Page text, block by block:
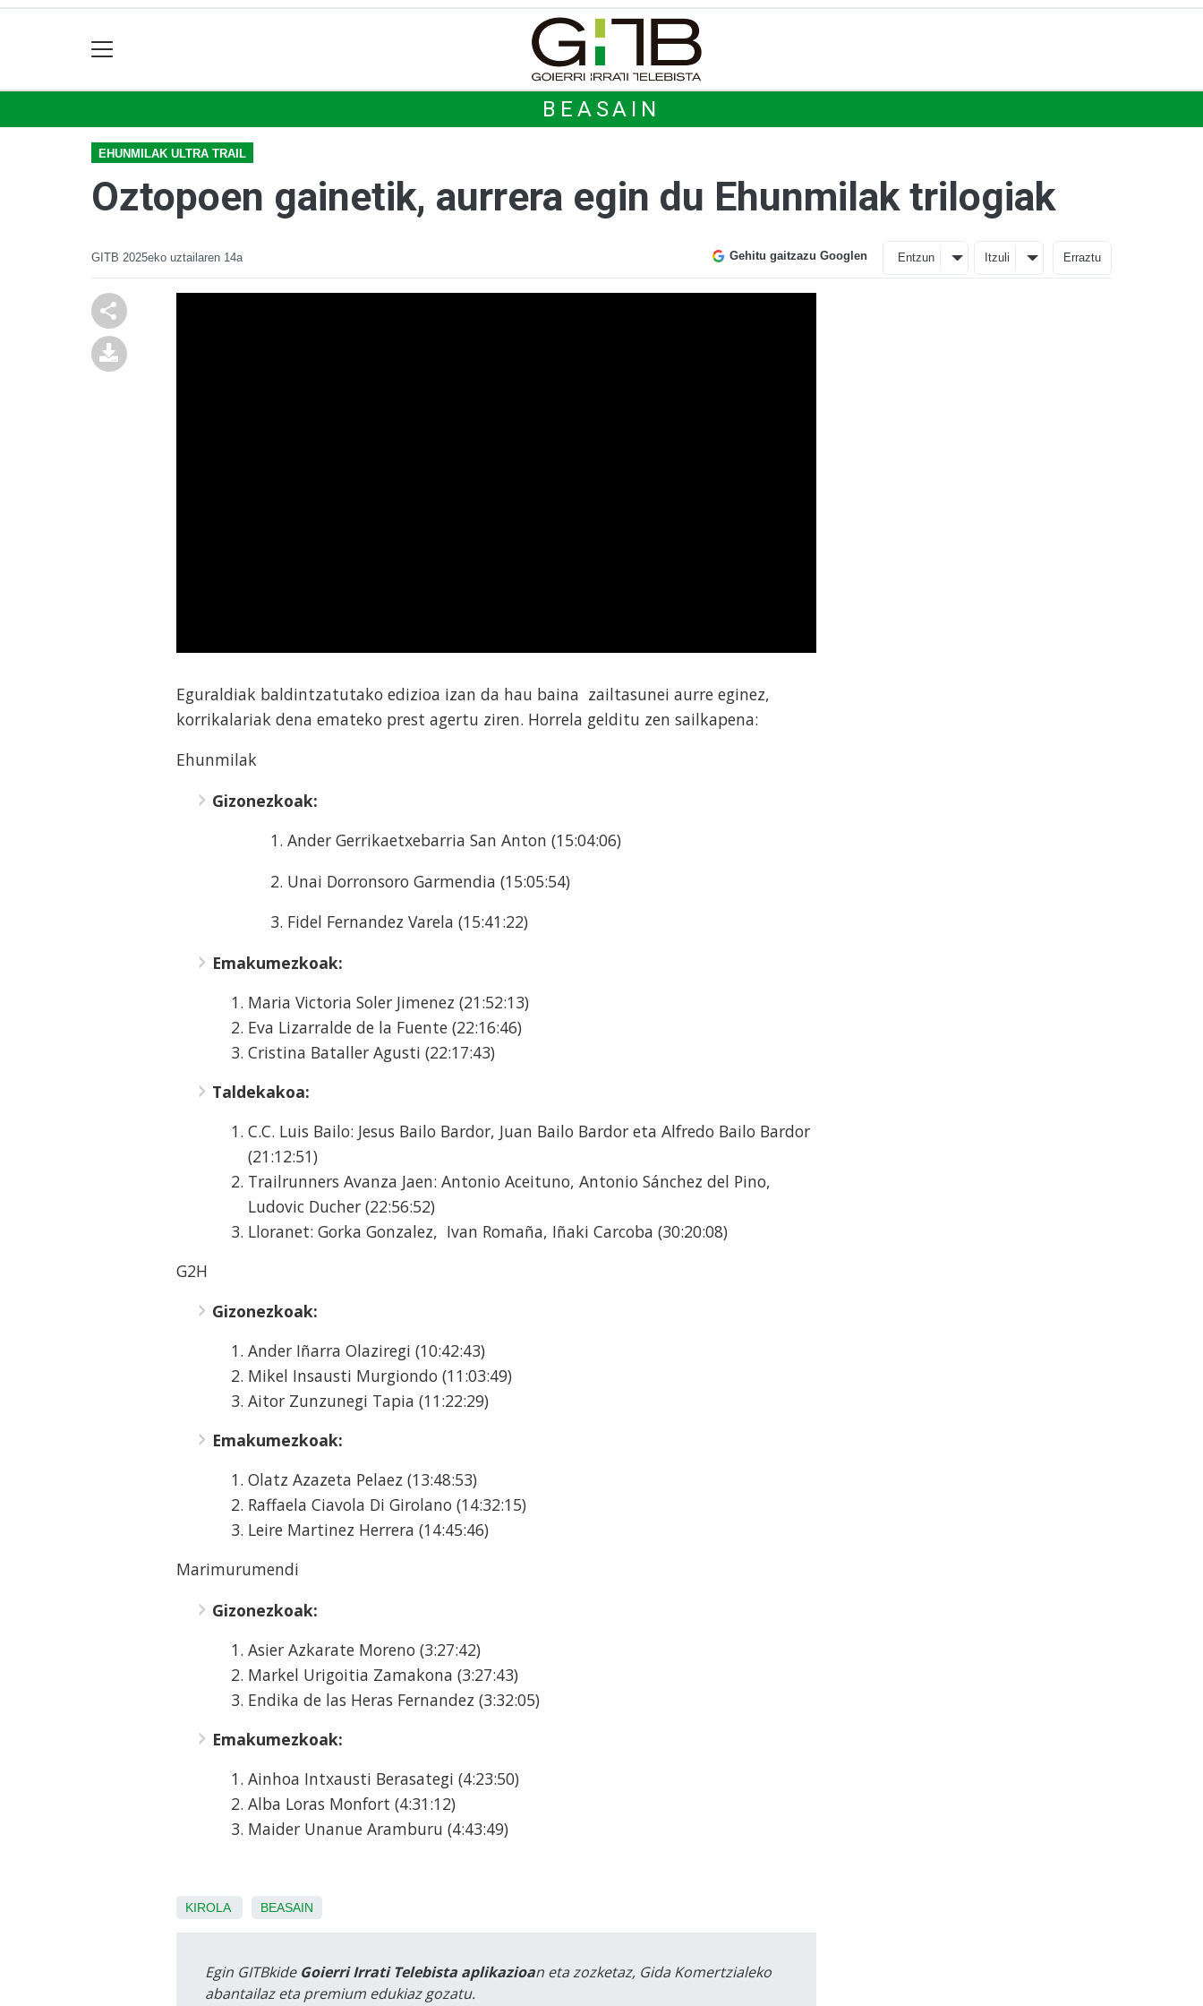
BEASAIN
EHUNMILAK ULTRA TRAIL
Oztopoen gainetik, aurrera egin du Ehunmilak trilogiak
GITB 2025eko uztailaren 14a Gehitu gaitzazu Googlen Entzun Itzuli Erraztu
Eguraldiak baldintzatutako edizioa izan da hau baina zailtasunei aurre eginez,
korrikalariak dena emateko prest agertu ziren. Horrela gelditu zen sailkapena:
Ehunmilak
Gizonezkoak:
1. Ander Gerrikaetxebarria San Anton (15:04:06)
2. Unai Dorronsoro Garmendia (15:05:54)
3. Fidel Fernandez Varela (15:41:22)
Emakumezkoak:
Maria Victoria Soler Jimenez (21:52:13)
Eva Lizarralde de la Fuente (22:16:46)
Cristina Bataller Agusti (22:17:43)
Taldekakoa:
C.C. Luis Bailo: Jesus Bailo Bardor, Juan Bailo Bardor eta Alfredo Bailo Bardor
(21:12:51)
Trailrunners Avanza Jaen: Antonio Aceituno, Antonio Sánchez del Pino,
Ludovic Ducher (22:56:52)
Lloranet: Gorka Gonzalez, Ivan Romaña, Iñaki Carcoba (30:20:08)
G2H
Gizonezkoak:
Ander Iñarra Olaziregi (10:42:43)
Mikel Insausti Murgiondo (11:03:49)
Aitor Zunzunegi Tapia (11:22:29)
Emakumezkoak:
Olatz Azazeta Pelaez (13:48:53)
Raffaela Ciavola Di Girolano (14:32:15)
Leire Martinez Herrera (14:45:46)
Marimurumendi
Gizonezkoak:
Asier Azkarate Moreno (3:27:42)
Markel Urigoitia Zamakona (3:27:43)
Endika de las Heras Fernandez (3:32:05)
Emakumezkoak:
Ainhoa Intxausti Berasategi (4:23:50)
Alba Loras Monfort (4:31:12)
Maider Unanue Aramburu (4:43:49)
KIROLA BEASAIN
Egin GITBkide Goierri Irrati Telebista aplikazioan eta zozketaz, Gida Komertzialeko
abantailaz eta premium edukiaz gozatu.